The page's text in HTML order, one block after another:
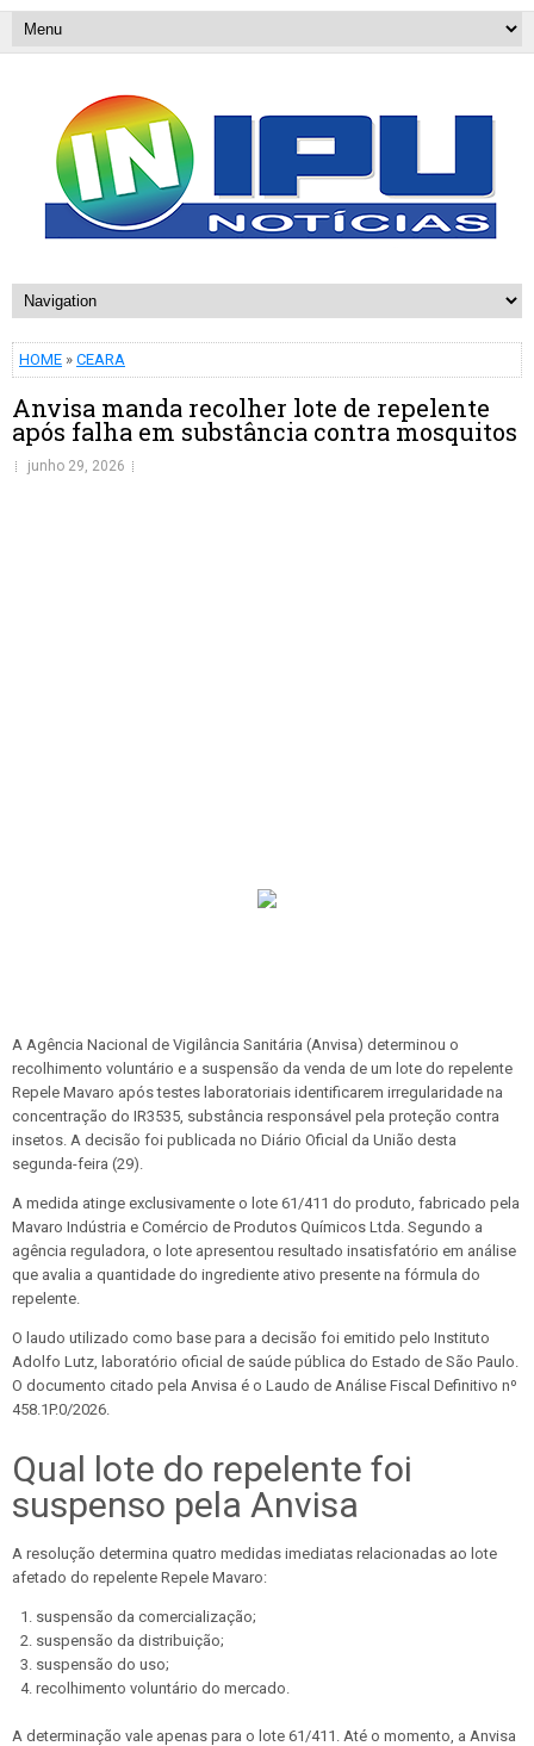
HOME » CEARA
Anvisa manda recolher lote de repelente
após falha em substância contra mosquitos
junho 29, 2026
A Agência Nacional de Vigilância Sanitária (Anvisa) determinou o
recolhimento voluntário e a suspensão da venda de um lote do repelente
Repele Mavaro após testes laboratoriais identificarem irregularidade na
concentração do IR3535, substância responsável pela proteção contra
insetos. A decisão foi publicada no Diário Oficial da União desta
segunda-feira (29).
A medida atinge exclusivamente o lote 61/411 do produto, fabricado pela
Mavaro Indústria e Comércio de Produtos Químicos Ltda. Segundo a
agência reguladora, o lote apresentou resultado insatisfatório em análise
que avalia a quantidade do ingrediente ativo presente na fórmula do
repelente.
O laudo utilizado como base para a decisão foi emitido pelo Instituto
Adolfo Lutz, laboratório oficial de saúde pública do Estado de São Paulo.
O documento citado pela Anvisa é o Laudo de Análise Fiscal Definitivo nº
458.1P.0/2026.
Qual lote do repelente foi
suspenso pela Anvisa
A resolução determina quatro medidas imediatas relacionadas ao lote
afetado do repelente Repele Mavaro:
suspensão da comercialização;
suspensão da distribuição;
suspensão do uso;
recolhimento voluntário do mercado.
A determinação vale apenas para o lote 61/411. Até o momento, a Anvisa